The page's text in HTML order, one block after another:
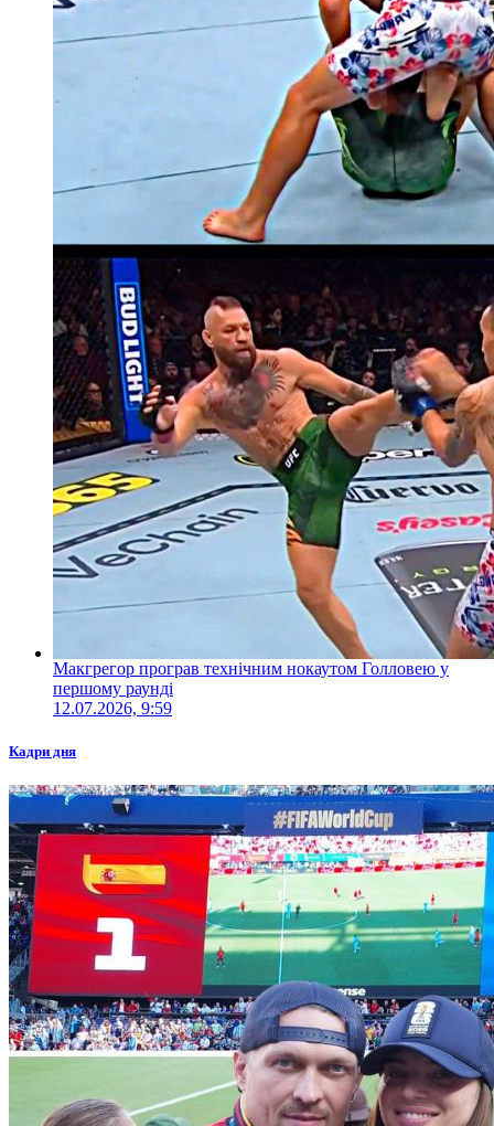
Макгрегор програв технічним нокаутом Голловею у
першому раунді
12.07.2026, 9:59
Кадри дня